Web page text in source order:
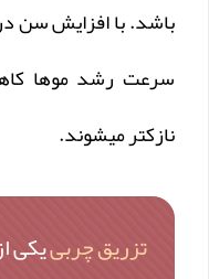
باشد. با افزایش سن
سرعت رشد موها
نازکتر میشوند.
تزریق چربییکی